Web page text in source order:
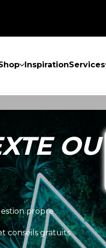
InspirationServices
OU
propre
conseils gratuits